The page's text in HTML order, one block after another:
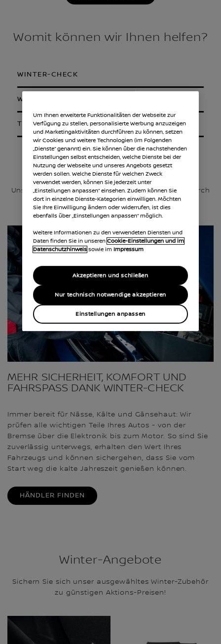
Womit können wir Ihnen helfen?
WINTER-CHECK
WINTER-ANGEBOTE
TIPPS FÜR DEN WINTER
Winter-Check
Unser umfassender Service für sichere Fahrten durch
die kalte Jahreszeit.
MEHR SICHERHEIT, KOMFORT UND
FAHRSPASS DANK WINTER-CHECK
Immer bereit für Nässe, Kälte und Gänsehaut: Wir
prüfen alle wichtigen Teile Ihres Autos - von der
Bremse über die Elektronik bis zum Motor. So sind Sie
zuverlässig unterwegs, erhalten den Wert Ihres
Fahrzeugs und können sichergehen, dass Sie vom
Start weg die kalte Jahreszeit genießen können.
HÄNDLER FINDEN
Winter-Angebote
Sichern Sie sich unser ausgewähltes Winter-Zubehör
zu günstigen Aktions-Preisen!
Um Ihnen erweiterte Funktionalitäten der Webseite zur
Verfügung zu stellen, personalisierte Werbung anzuzeigen
und Marketingaktivitäten durchführen zu können, setzen
wir Cookies und weitere Technologien (im Folgenden
„Dienste“ genannt) ein. Sie können über die nachstehenden
Einstellungen selbst entscheiden, welche Dienste bei der
Nutzung der Webseite und unseres Angebots gesetzt
werden sollen. Welche Dienste für welchen Zweck
verwendet werden, können Sie jederzeit unter
„Einstellungen anpassen“ einsehen. Zudem können Sie
dort in einzelne Dienste-Kategorien einwilligen. Möchten
Sie Ihre Einwilligung ändern oder widerrufen, ist dies
ebenfalls über „Einstellungen anpassen“ möglich.
Weitere Informationen zu den verwendeten Diensten und
Daten finden Sie in unseren Cookie-Einstellungen und im
Datenschutzhinweissowie im Impressum
Einstellungen anpassen
Nur technisch notwendige akzeptieren
Akzeptieren und schließen